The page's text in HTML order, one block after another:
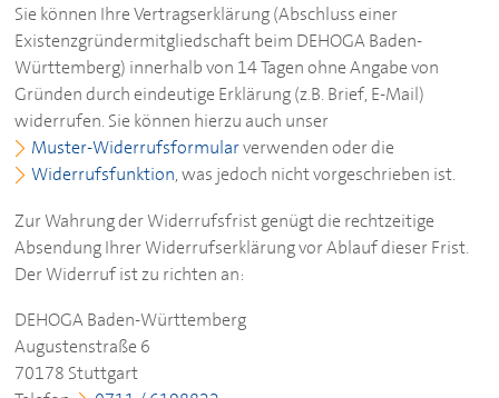
Sie können Ihre Vertragserklärung (Abschluss einer
Existenzgründermitgliedschaft beim DEHOGABaden-
Württemberg) innerhalb von 14 Tagen ohne Angabe von
Gründen durch eindeutige Erklärung (z.B. Brief, E-Mail)
widerrufen. Sie können hierzu auch unser
Muster-Widerrufsformularverwenden oder die
Widerrufsfunktion, was jedoch nicht vorgeschrieben ist.
Zur Wahrung der Widerrufsfrist genügt die rechtzeitige
Absendung Ihrer Widerrufserklärung vor Ablauf dieser Frist.
Der Widerruf ist zu richten an:
DEHOGABaden-Württemberg
Augustenstraße 6
70178 Stuttgart